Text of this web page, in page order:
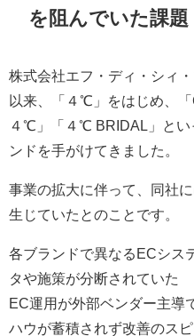
を阻んでいた課題
株式会社エフ・ディ・シィ
以来、「４℃」をはじめ、
４℃」「４℃ BRIDAL」とい
ンドを手がけてきました。
事業の拡大に伴って、同社
生じていたとのことです。
各ブランドで異なるECシス
タや施策が分断されていた
EC運用が外部ベンダー主導
ハウが蓄積されず改善のス